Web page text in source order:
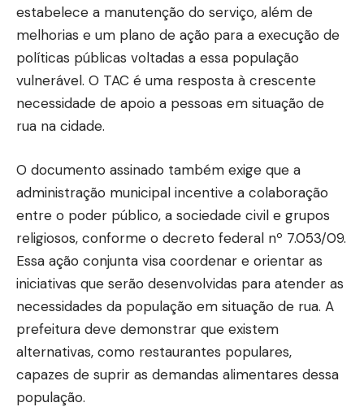
estabelece a manutenção do serviço, além de
melhorias e um plano de ação para a execução de
políticas públicas voltadas a essa população
vulnerável. O TAC é uma resposta à crescente
necessidade de apoio a pessoas em situação de
rua na cidade.
O documento assinado também exige que a
administração municipal incentive a colaboração
entre o poder público, a sociedade civil e grupos
religiosos, conforme o decreto federal nº 7.053/09.
Essa ação conjunta visa coordenar e orientar as
iniciativas que serão desenvolvidas para atender as
necessidades da população em situação de rua. A
prefeitura deve demonstrar que existem
alternativas, como restaurantes populares,
capazes de suprir as demandas alimentares dessa
população.